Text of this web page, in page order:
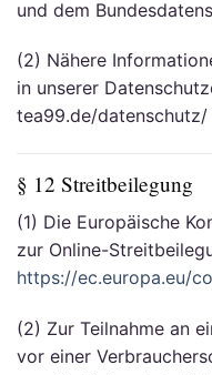
und dem
(2) Nähere
in unserer
tea99.de/datenschutz/
§ 12 Streitbeilegung
(1) Die Europäische
zur Online-
https://ec.europa.eu/
(2) Zur Teilnahme an
vor einer